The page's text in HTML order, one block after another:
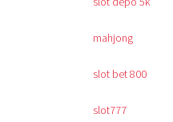
mahjong
slot bet 800
slot777